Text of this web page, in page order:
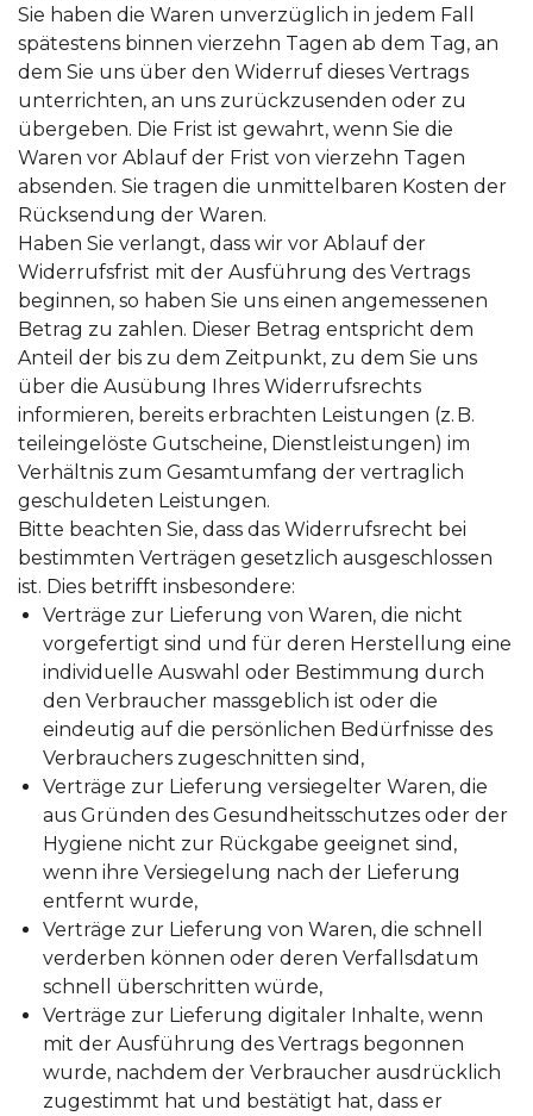
Sie haben die Waren unverzüglich in jedem Fall
spätestens binnen vierzehn Tagen ab dem Tag, an
dem Sie uns über den Widerruf dieses Vertrags
unterrichten, an uns zurückzusenden oder zu
übergeben. Die Frist ist gewahrt, wenn Sie die
Waren vor Ablauf der Frist von vierzehn Tagen
absenden. Sie tragen die unmittelbaren Kosten der
Rücksendung der Waren.
Haben Sie verlangt, dass wir vor Ablauf der
Widerrufsfrist mit der Ausführung des Vertrags
beginnen, so haben Sie uns einen angemessenen
Betrag zu zahlen. Dieser Betrag entspricht dem
Anteil der bis zu dem Zeitpunkt, zu dem Sie uns
über die Ausübung Ihres Widerrufsrechts
informieren, bereits erbrachten Leistungen (z. B.
teileingelöste Gutscheine, Dienstleistungen) im
Verhältnis zum Gesamtumfang der vertraglich
geschuldeten Leistungen.
Bitte beachten Sie, dass das Widerrufsrecht bei
bestimmten Verträgen gesetzlich ausgeschlossen
ist. Dies betrifft insbesondere:
Verträge zur Lieferung von Waren, die nicht
vorgefertigt sind und für deren Herstellung eine
individuelle Auswahl oder Bestimmung durch
den Verbraucher massgeblich ist oder die
eindeutig auf die persönlichen Bedürfnisse des
Verbrauchers zugeschnitten sind,
Verträge zur Lieferung versiegelter Waren, die
aus Gründen des Gesundheitsschutzes oder der
Hygiene nicht zur Rückgabe geeignet sind,
wenn ihre Versiegelung nach der Lieferung
entfernt wurde,
Verträge zur Lieferung von Waren, die schnell
verderben können oder deren Verfallsdatum
schnell überschritten würde,
Verträge zur Lieferung digitaler Inhalte, wenn
mit der Ausführung des Vertrags begonnen
wurde, nachdem der Verbraucher ausdrücklich
zugestimmt hat und bestätigt hat, dass er